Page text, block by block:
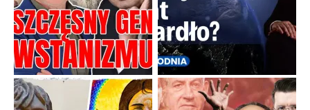
Święte orędzia w cieniu smartfonów.
Popularne